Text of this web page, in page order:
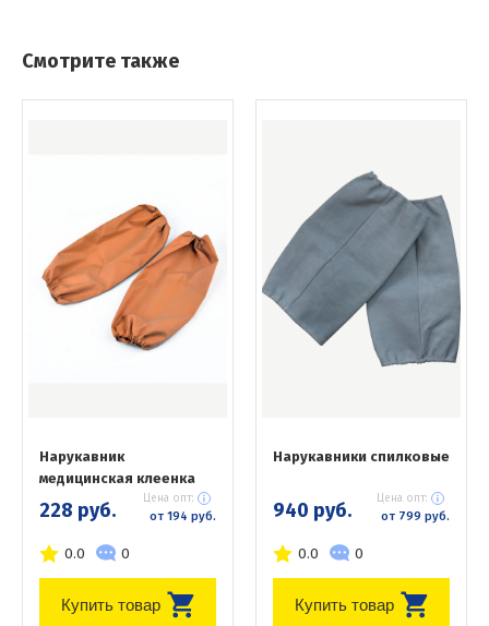
Смотрите также
Нарукавник
медицинская клеенка
228 руб. Цена опт:
от 194 руб.
0.0 0
Купить товар
Нарукавники спилковые
940 руб. Цена опт:
от 799 руб.
0.0 0
Купить товар